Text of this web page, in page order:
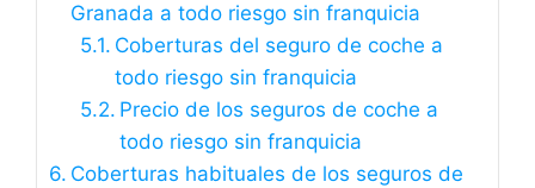
Granada a todo riesgo sin franquicia
Coberturas del seguro de coche a
todo riesgo sin franquicia
Precio de los seguros de coche a
todo riesgo sin franquicia
Coberturas habituales de los seguros de